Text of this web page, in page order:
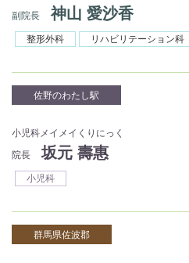
副院長 神山 愛沙香
整形外科 リハビリテーション科
佐野のわたし駅
小児科メイメイくりにっく
院長
坂元 壽惠
小児科
群馬県佐波郡